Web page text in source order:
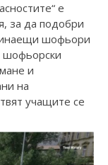
е
за да подобри
шофьори
шофьорски
и
на
учащите се